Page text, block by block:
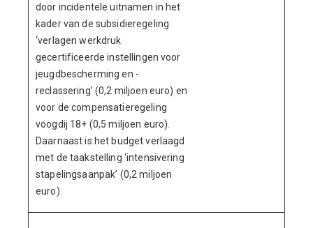
door incidentele uitnamen in het
kader van de subsidieregeling
‘verlagen werkdruk
gecertificeerde instellingen voor
jeugdbescherming en -
reclassering’ (0,2 miljoen euro) en
voor de compensatieregeling
voogdij 18+ (0,5 miljoen euro).
Daarnaast is het budget verlaagd
met de taakstelling ‘intensivering
stapelingsaanpak’ (0,2 miljoen
euro).